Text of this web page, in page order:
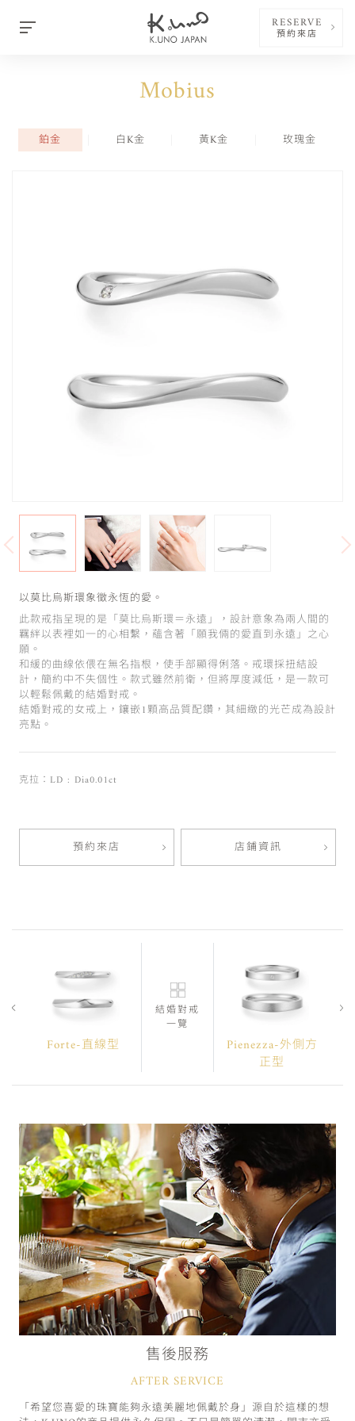
RESERVE
預約來店
Mobius
鉑金 白K金 黃K金 玫瑰金
以莫比烏斯環象徵永恆的愛。
此款戒指呈現的是「莫比烏斯環＝永遠」，設計意象為兩人間的
羈絆以表裡如一的心相繫，蘊含著「願我倆的愛直到永遠」之心
願。
和緩的曲線依偎在無名指根，使手部顯得俐落。戒環採扭結設
計，簡約中不失個性。款式雖然前衛，但將厚度減低，是一款可
以輕鬆佩戴的結婚對戒。
結婚對戒的女戒上，鑲嵌1顆高品質配鑽，其細緻的光芒成為設計
亮點。
克拉：LD : Dia0.01ct
預約來店 店鋪資訊
Forte-直線型
結婚對戒
一覽
Pienezza-外側方
正型
售後服務
AFTER SERVICE
「希望您喜愛的珠寶能夠永遠美麗地佩戴於身」源自於這樣的想